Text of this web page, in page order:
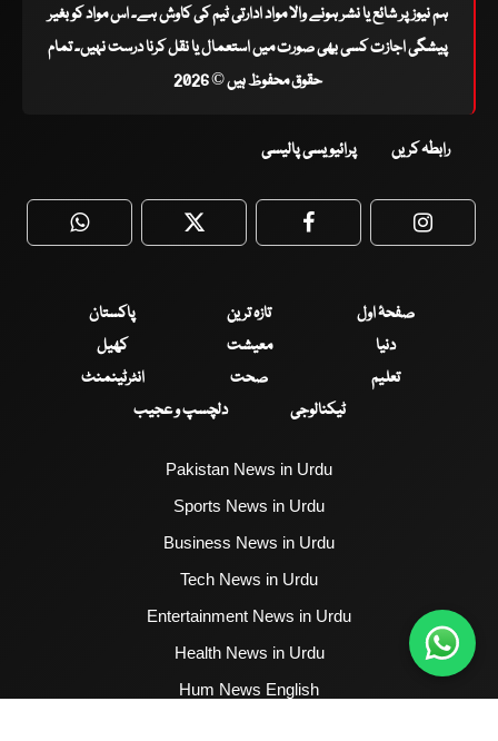
ہم نیوز پر شائع یا نشر ہونے والا مواد ادارتی ٹیم کی کاوش ہے۔ اس مواد کو بغیر
پیشگی اجازت کسی بھی صورت میں استعمال یا نقل کرنا درست نہیں۔ تمام
حقوق محفوظ ہیں © 2026
رابطہ کریں پرائیویسی پالیسی
WhatsApp Twitter Facebook
صفحۂ اول تازہ ترین
پاکستان
دنیا
معیشت
کھیل
تعلیم
صحت
انٹرٹینمنٹ
ٹیکنالوجی
دلچسپ و عجیب
Pakistan News in Urdu
Sports News in Urdu
Business News in Urdu
Tech News in Urdu
Entertainment News in Urdu
Health News in Urdu
Hum News English